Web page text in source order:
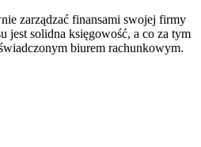
zarządzać finansami swojej firmy
jest solidna księgowość, a co za tym
biurem rachunkowym.